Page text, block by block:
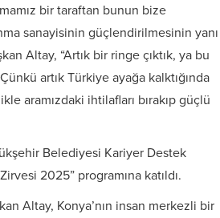
bir taraftan bunun bize
sanayisinin güçlendirilmesinin yanı
Altay, “Artık bir ringe çıktık, ya bu
artık Türkiye ayağa kalktığında
aramızdaki ihtilafları bırakıp güçlü
Belediyesi Kariyer Destek
2025” programına katıldı.
Altay, Konya’nın insan merkezli bir